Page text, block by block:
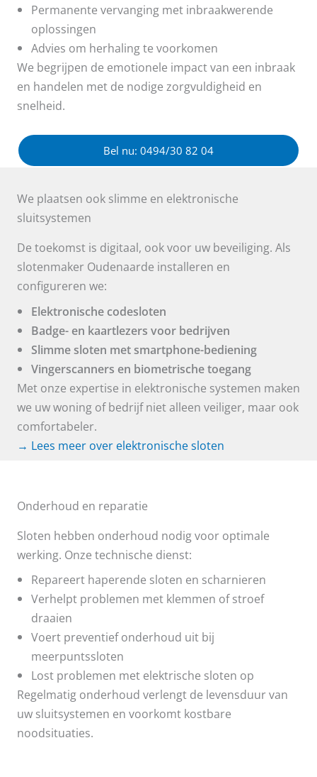
Permanente vervanging met inbraakwerende
oplossingen
Advies om herhaling te voorkomen
We begrijpen de emotionele impact van een inbraak
en handelen met de nodige zorgvuldigheid en
snelheid.
Bel nu: 0494/30 82 04
We plaatsen ook slimme en elektronische
sluitsystemen
De toekomst is digitaal, ook voor uw beveiliging. Als
slotenmaker Oudenaarde installeren en
configureren we:
Elektronische codesloten
Badge- en kaartlezers voor bedrijven
Slimme sloten met smartphone-bediening
Vingerscanners en biometrische toegang
Met onze expertise in elektronische systemen maken
we uw woning of bedrijf niet alleen veiliger, maar ook
comfortabeler.
→ Lees meer over elektronische sloten
Onderhoud en reparatie
Sloten hebben onderhoud nodig voor optimale
werking. Onze technische dienst:
Repareert haperende sloten en scharnieren
Verhelpt problemen met klemmen of stroef
draaien
Voert preventief onderhoud uit bij
meerpuntssloten
Lost problemen met elektrische sloten op
Regelmatig onderhoud verlengt de levensduur van
uw sluitsystemen en voorkomt kostbare
noodsituaties.